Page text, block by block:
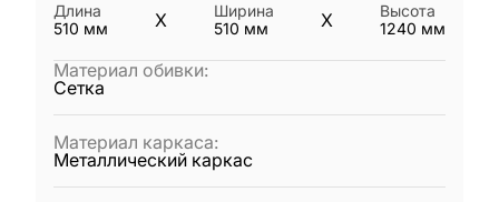
Длина
510 мм X
Ширина
510 мм X
Высота
1240 мм
Материал обивки:
Сетка
Материал каркаса:
Металлический каркас